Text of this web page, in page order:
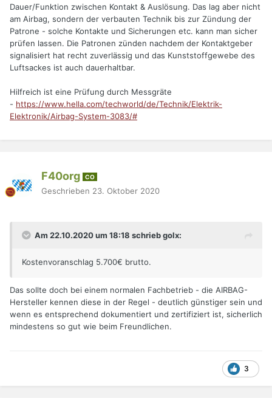
Dauer/Funktion zwischen Kontakt & Auslösung. Das lag aber nicht
am Airbag, sondern der verbauten Technik bis zur Zündung der
Patrone - solche Kontakte und Sicherungen etc. kann man sicher
prüfen lassen. Die Patronen zünden nachdem der Kontaktgeber
signalisiert hat recht zuverlässig und das Kunststoffgewebe des
Luftsackes ist auch dauerhaltbar.
Hilfreich ist eine Prüfung durch Messgräte
- https://www.hella.com/techworld/de/Technik/Elektrik-
Elektronik/Airbag-System-3083/#
F40org CO
Geschrieben 23. Oktober 2020
Am 22.10.2020 um 18:18 schrieb golx:
Kostenvoranschlag 5.700€ brutto.
Das sollte doch bei einem normalen Fachbetrieb - die AIRBAG-
Hersteller kennen diese in der Regel - deutlich günstiger sein und
wenn es entsprechend dokumentiert und zertifiziert ist, sicherlich
mindestens so gut wie beim Freundlichen.
3